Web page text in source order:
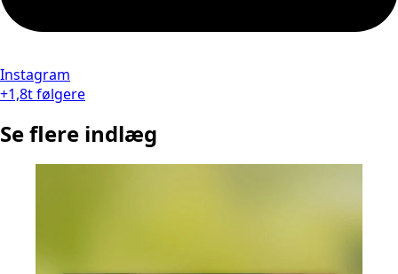
Instagram
+1,8t følgere
Se flere indlæg